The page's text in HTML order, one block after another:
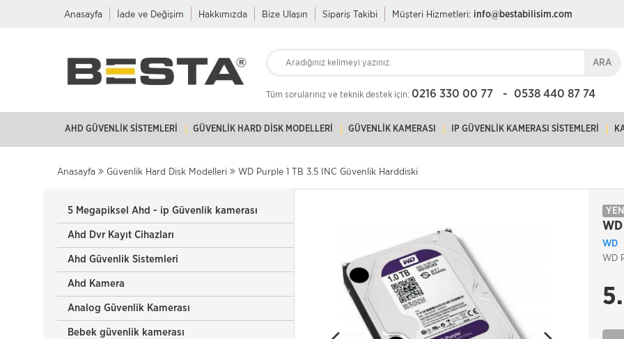
Anasayfa İade ve Değişim Hakkımızda Bize Ulaşın Sipariş Takibi Müşteri Hizmetleri: info@bestabilisim.com
ARA
Tüm sorularınız ve teknik destek için: 0216 330 00 77 0538 440 87 74
AHD GÜVENLIK SISTEMLERI GÜVENLIK HARD DISK MODELLERI GÜVENLIK KAMERASI IP GÜVENLIK KAMERASI SISTEMLERI
Anasayfa Güvenlik Hard Disk Modelleri WD Purple 1 TB 3.5 INC Güvenlik Harddiski
5 Megapiksel Ahd - ip Güvenlik kamerası
Ahd Dvr Kayıt Cihazları
Ahd Güvenlik Sistemleri
Ahd Kamera
Analog Güvenlik Kamerası
Bebek güvenlik kamerası
YENİ
WD
WD